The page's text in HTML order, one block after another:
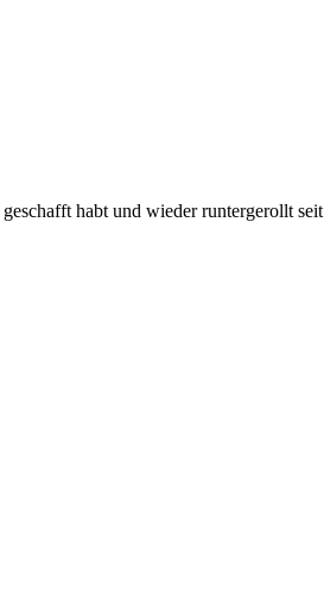
habt und wieder runtergerollt seit